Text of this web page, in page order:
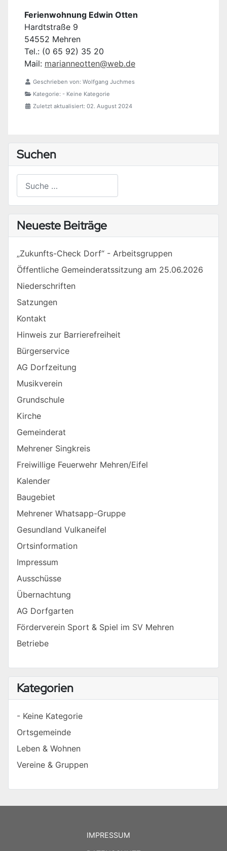
Ferienwohnung Edwin Otten
Hardtstraße 9
54552 Mehren
Tel.: (0 65 92) 35 20
Mail: marianneotten@web.de
Geschrieben von: Wolfgang Juchmes
Kategorie: - Keine Kategorie
Zuletzt aktualisiert: 02. August 2024
Suchen
Type 2 or more characters for results.
Neueste Beiträge
„Zukunfts-Check Dorf“ - Arbeitsgruppen
Öffentliche Gemeinderatssitzung am 25.06.2026
Niederschriften
Satzungen
Kontakt
Hinweis zur Barrierefreiheit
Bürgerservice
AG Dorfzeitung
Musikverein
Grundschule
Kirche
Gemeinderat
Mehrener Singkreis
Freiwillige Feuerwehr Mehren/Eifel
Kalender
Baugebiet
Mehrener Whatsapp-Gruppe
Gesundland Vulkaneifel
Ortsinformation
Impressum
Ausschüsse
Übernachtung
AG Dorfgarten
Förderverein Sport & Spiel im SV Mehren
Betriebe
Kategorien
- Keine Kategorie
Ortsgemeinde
Leben & Wohnen
Vereine & Gruppen
IMPRESSUM